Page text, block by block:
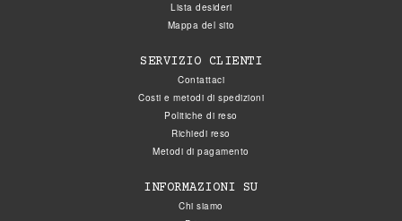
Lista desideri
Mappa del sito
SERVIZIO CLIENTI
Contattaci
Costi e metodi di spedizioni
Politiche di reso
Richiedi reso
Metodi di pagamento
INFORMAZIONI SU
Chi siamo